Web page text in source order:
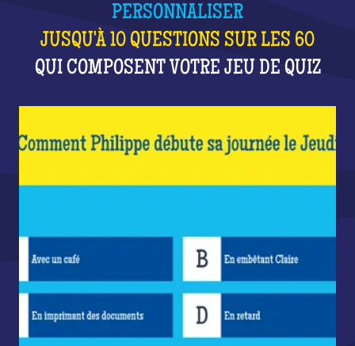
PERSONNALISER
JUSQU'À 10 QUESTIONS SUR LES 60
QUI COMPOSENT VOTRE JEU DE QUIZ